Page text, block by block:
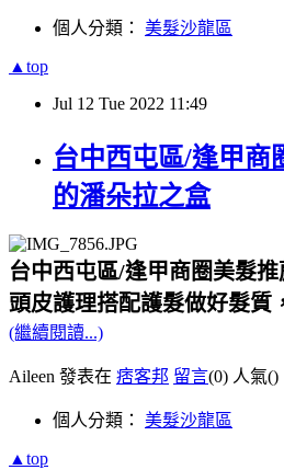
個人分類： 美髮沙龍區
▲top
Jul 12 Tue 2022 11:49
台中西屯區/逢甲商
的潘朵拉之盒
台中西屯區/逢甲商圈美髮推
頭皮護理搭配護髮做好髮質
(繼續閱讀...)
Aileen 發表在 痞客邦 留言(0) 人氣()
個人分類： 美髮沙龍區
▲top